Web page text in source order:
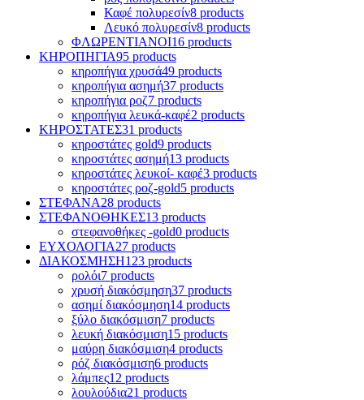
Καφέ πολυρεσίν8 products
Λευκό πολυρεσίν8 products
ΦΛΩΡΕΝΤΙΑΝΟΙ16 products
ΚΗΡΟΠΗΓΙΑ95 products
κηροπήγια χρυσά49 products
κηροπήγια ασημή37 products
κηροπήγια ροζ7 products
κηροπήγια λευκά-καφέ2 products
ΚΗΡΟΣΤΑΤΕΣ31 products
κηροστάτες gold9 products
κηροστάτες ασημή13 products
κηροστάτες λευκοί- καφέ3 products
κηροστάτες ροζ-gold5 products
ΣΤΕΦΑΝΑ28 products
ΣΤΕΦΑΝΟΘΗΚΕΣ13 products
στεφανοθήκες -gold0 products
ΕΥΧΟΛΟΓΙΑ27 products
ΔΙΑΚΟΣΜΗΣΗ123 products
ρολόι7 products
χρυσή διακόσμηση37 products
ασημί διακόσμηση14 products
ξύλο διακόσμιση7 products
λευκή διακόσμιση15 products
μαύρη διακόσμιση4 products
ρόζ διακόσμιση6 products
λάμπες12 products
λουλούδια21 products